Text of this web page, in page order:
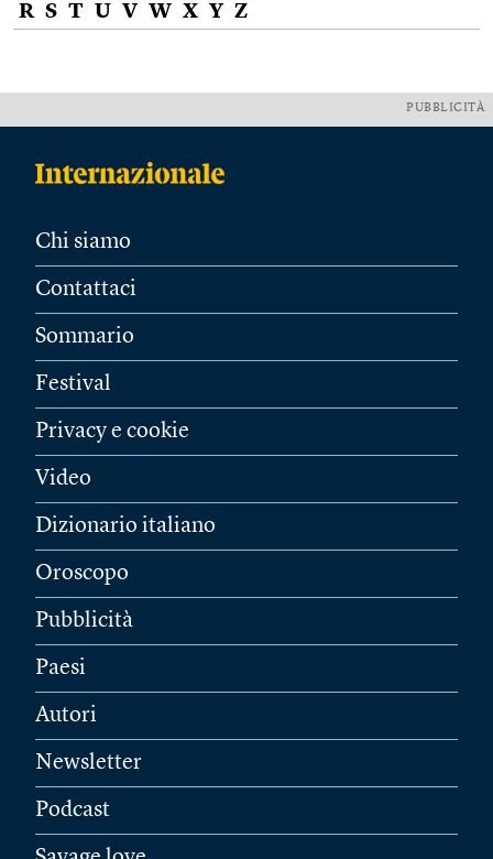
R S T U V W X Y Z
PUBBLICITÀ
Chi siamo
Contattaci
Sommario
Festival
Privacy e cookie
Video
Dizionario italiano
Oroscopo
Pubblicità
Paesi
Autori
Newsletter
Podcast